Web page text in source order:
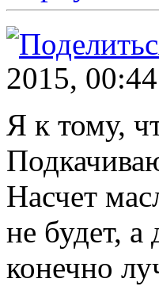
2015, 00:44
Я к тому,
Насчет
не будет, а
конечно